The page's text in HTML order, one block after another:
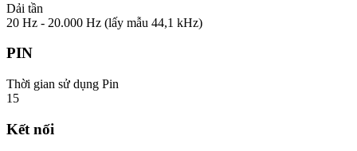
Dải tần
20 Hz - 20.000 Hz (lấy mẫu 44,1 kHz)
PIN
Thời gian sử dụng Pin
15
Kết nối